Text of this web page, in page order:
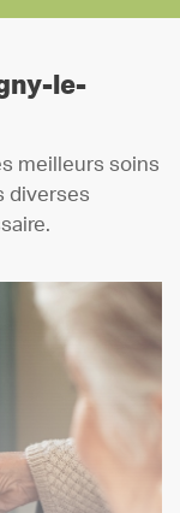
le-
meilleurs soins
diverses